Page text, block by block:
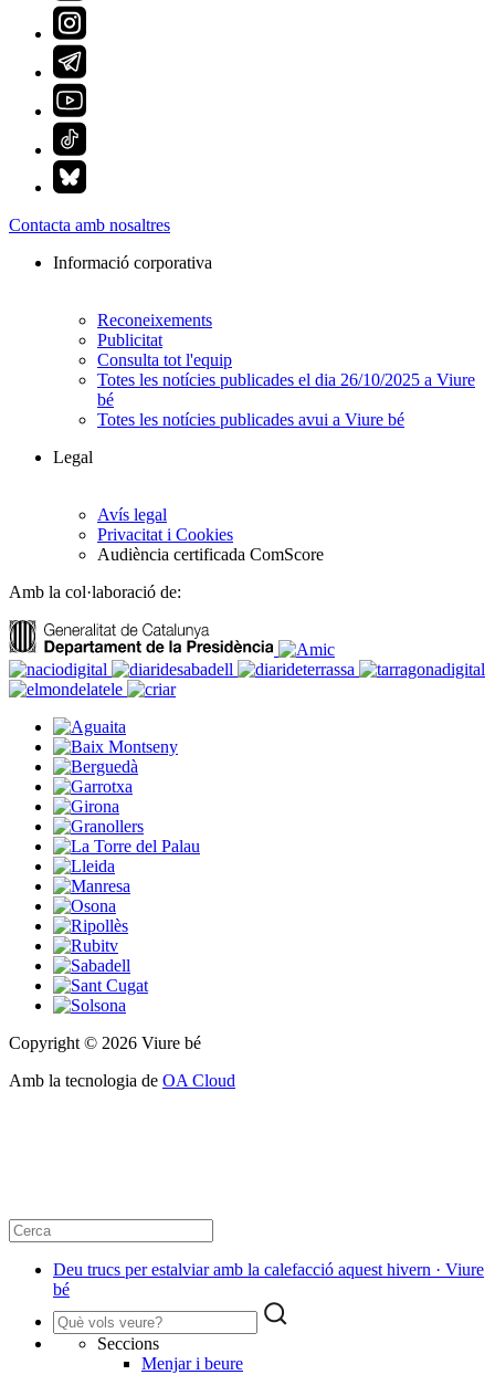
Contacta amb nosaltres
Informació corporativa
Reconeixements
Publicitat
Consulta tot l'equip
Totes les notícies publicades el dia 26/10/2025 a Viure
bé
Totes les notícies publicades avui a Viure bé
Legal
Avís legal
Privacitat i Cookies
Audiència certificada ComScore
Amb la col·laboració de:
Copyright © 2026 Viure bé
Amb la tecnologia de OA Cloud
Deu trucs per estalviar amb la calefacció aquest hivern · Viure
bé
Seccions
Menjar i beure